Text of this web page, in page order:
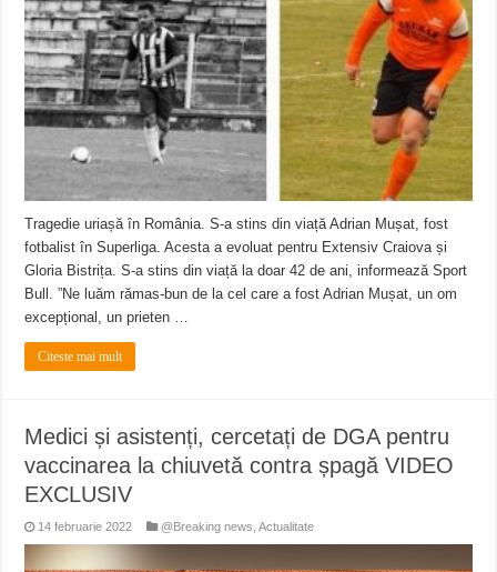
ANUNŢ OPRIRE APĂ în CARANSEBEȘ – 04.08.2026 – avarie – Calea
ANUNŢ OPRIRE APĂ în CARANSEBEȘ avarie
Tragedie uriașă în România. S-a stins din viață Adrian Mușat, fost
fotbalist în Superliga. Acesta a evoluat pentru Extensiv Craiova și
Gloria Bistrița. S-a stins din viață la doar 42 de ani, informează Sport
Bull. ”Ne luăm rămas-bun de la cel care a fost Adrian Mușat, un om
excepțional, un prieten …
Citeste mai mult
Medici și asistenți, cercetați de DGA pentru
vaccinarea la chiuvetă contra șpagă VIDEO
EXCLUSIV
14 februarie 2022 @Breaking news ,Actualitate